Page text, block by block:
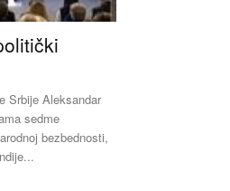
Srbije Aleksandar
sedme
bezbednosti,